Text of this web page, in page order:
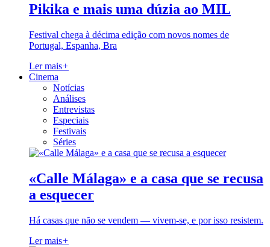
Pikika e mais uma dúzia ao MIL
Festival chega à décima edição com novos nomes de
Portugal, Espanha, Bra
Ler mais+
Cinema
Notícias
Análises
Entrevistas
Especiais
Festivais
Séries
«Calle Málaga» e a casa que se recusa
a esquecer
Há casas que não se vendem — vivem-se, e por isso resistem.
Ler mais+